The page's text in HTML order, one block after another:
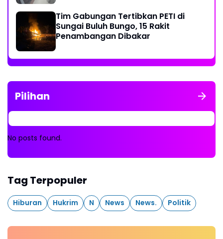
Tim Gabungan Tertibkan PETI di
Sungai Buluh Bungo, 15 Rakit
Penambangan Dibakar
Pilihan
No posts found.
Tag Terpopuler
Hiburan Hukrim N News News. Politik